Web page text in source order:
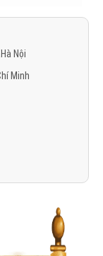
Nội
Minh